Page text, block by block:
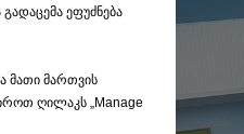
ეფუძნება
მათი მართვის
ღილაკს „Manage